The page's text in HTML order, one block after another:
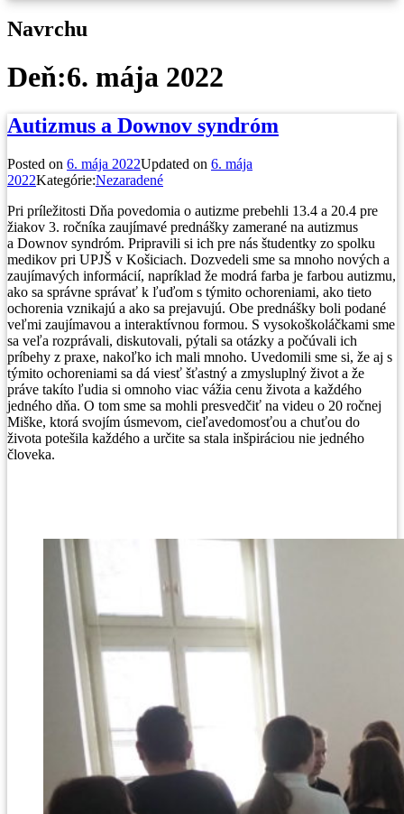
Navrchu
Deň:6. mája 2022
Autizmus a Downov syndróm
Posted on 6. mája 2022Updated on 6. mája
2022Kategórie:Nezaradené
Pri príležitosti Dňa povedomia o autizme prebehli 13.4 a 20.4 pre
žiakov 3. ročníka zaujímavé prednášky zamerané na autizmus
a Downov syndróm. Pripravili si ich pre nás študentky zo spolku
medikov pri UPJŠ v Košiciach. Dozvedeli sme sa mnoho nových a
zaujímavých informácií, napríklad že modrá farba je farbou autizmu,
ako sa správne správať k ľuďom s týmito ochoreniami, ako tieto
ochorenia vznikajú a ako sa prejavujú. Obe prednášky boli podané
veľmi zaujímavou a interaktívnou formou. S vysokoškoláčkami sme
sa veľa rozprávali, diskutovali, pýtali sa otázky a počúvali ich
príbehy z praxe, nakoľko ich mali mnoho. Uvedomili sme si, že aj s
týmito ochoreniami sa dá viesť šťastný a zmysluplný život a že
práve takíto ľudia si omnoho viac vážia cenu života a každého
jedného dňa. O tom sme sa mohli presvedčiť na videu o 20 ročnej
Miške, ktorá svojím úsmevom, cieľavedomosťou a chuťou do
života potešila každého a určite sa stala inšpiráciou nie jedného
človeka.